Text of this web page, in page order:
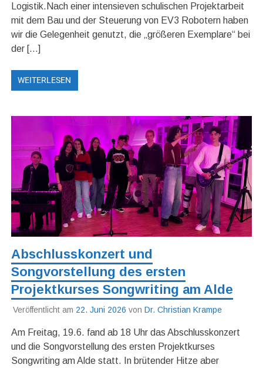
Logistik.Nach einer intensieven schulischen Projektarbeit
mit dem Bau und der Steuerung von EV3 Robotern haben
wir die Gelegenheit genutzt, die „größeren Exemplare“ bei
der […]
WEITERLESEN
Abschlusskonzert und
Songvorstellung des ersten
Projektkurses Songwriting am Alde
Veröffentlicht am 22. Juni 2026 von Dr. Christian Krampe
Am Freitag, 19.6. fand ab 18 Uhr das Abschlusskonzert
und die Songvorstellung des ersten Projektkurses
Songwriting am Alde statt. In brütender Hitze aber